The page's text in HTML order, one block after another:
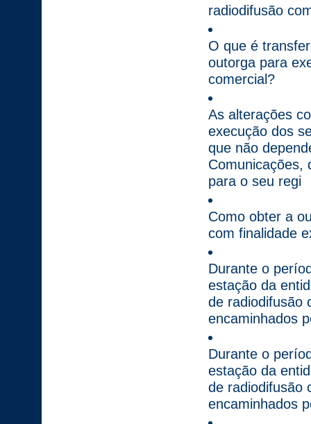
radiodifusão
O que é
outorga para
comercial?
As alterações
execução dos
que não
Comunicações,
para o seu regi
Como obter a
com finalidade
Durante o
estação da
de radiodifusão
encaminhados
Durante o
estação da
de radiodifusão
encaminhados